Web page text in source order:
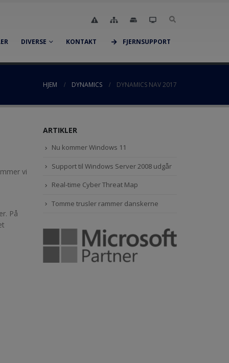
DIVERSE KONTAKT FJERNSUPPORT
HJEM DYNAMICS DYNAMICS NAV 2017
vi
På
ARTIKLER
Nu kommer Windows 11
Support til Windows Server 2008 udgår
Real-time Cyber Threat Map
Tomme trusler rammer danskerne